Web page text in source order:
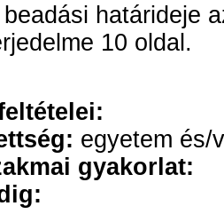
határideje
10 oldal.
egyetem és/
gyakorlat: